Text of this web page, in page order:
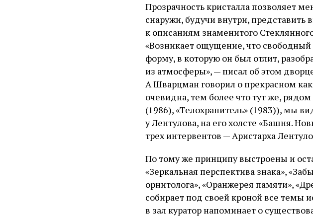
Прозрачность кристалла позволяет
снаружи, будучи внутри, представить
к описаниям знаменитого
«Возникает ощущение, что свободный
форму, в которую он был отлит,
из атмосферы», — писал об этом
А Шварцман говорил о прекрасном как
очевидна, тем более что тут же,
(1986), «Телохранитель» (1983)), мы
у Лентулова, на его холсте «Башня.
трех интервентов — Аристарха
По тому же принципу выстроены и
«Зеркальная перспектива знака»,
орнитолога», «Оранжерея памяти»,
собирает под своей кроной все темы
в зал куратор напоминает о